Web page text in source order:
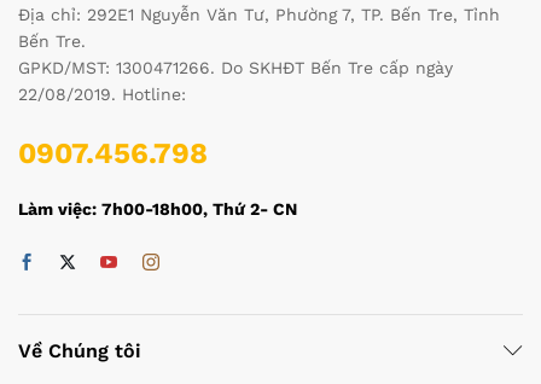
Địa chỉ: 292E1 Nguyễn Văn Tư, Phường 7, TP. Bến Tre, Tỉnh
Bến Tre.
GPKD/MST: 1300471266. Do SKHĐT Bến Tre cấp ngày
22/08/2019. Hotline:
0907.456.798
Làm việc: 7h00-18h00, Thứ 2- CN
Về Chúng tôi